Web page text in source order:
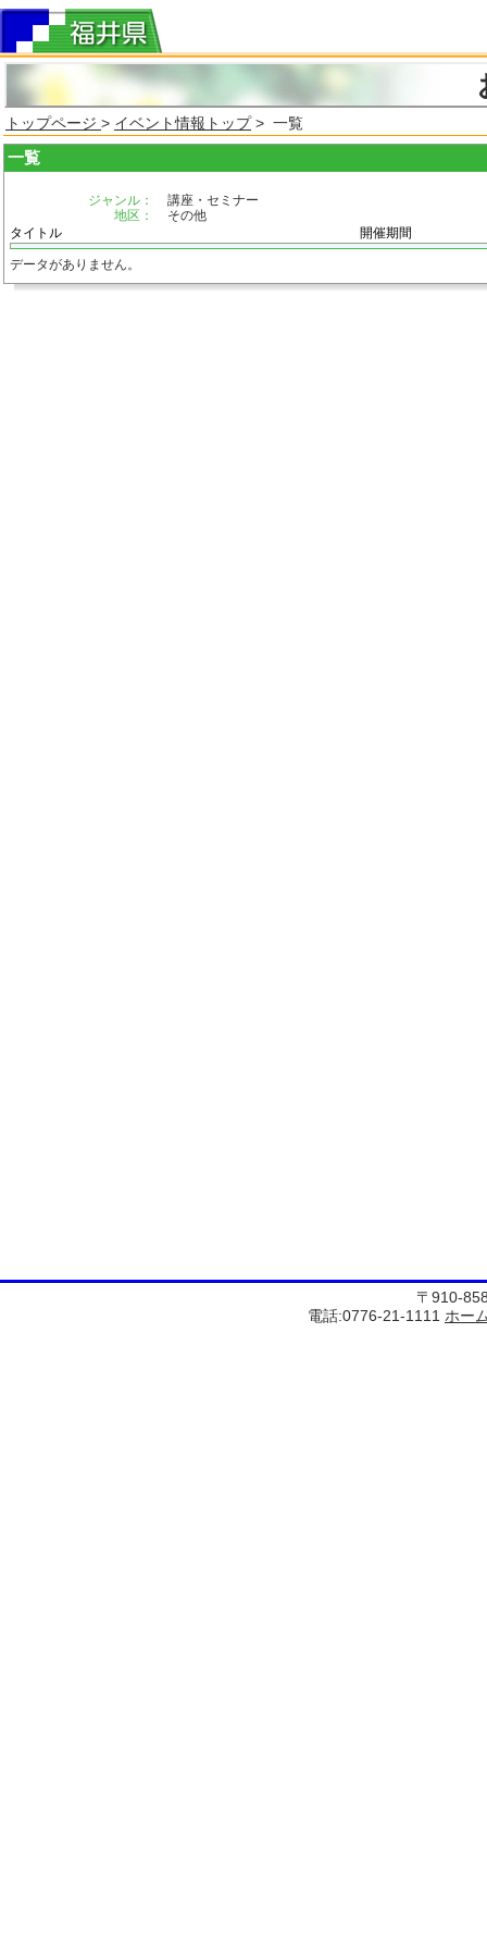
トップページ > イベント情報トップ> 一覧
一覧
ジャンル：
講座・セミナー
地区：
その他
タイトル
開催期間
データがありません。
〒910-
電話:0776-21-1111 ホー